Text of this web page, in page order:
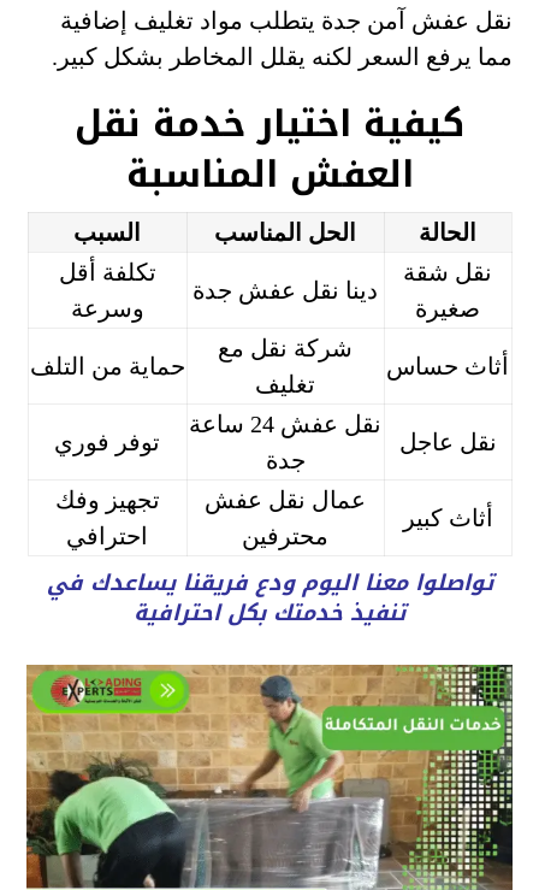
نقل عفش آمن جدة يتطلب مواد تغليف إضافية
مما يرفع السعر لكنه يقلل المخاطر بشكل كبير.
كيفية اختيار خدمة نقل
العفش المناسبة
الحالة الحل المناسب
السبب
نقل شقة
صغيرة
دينا نقل عفش جدة
تكلفة أقل
وسرعة
أثاث حساس
شركة نقل مع
تغليف
حماية من التلف
نقل عاجل
نقل عفش 24 ساعة
جدة
توفر فوري
أثاث كبير
عمال نقل عفش
محترفين
تجهيز وفك
احترافي
تواصلوا معنا اليوم ودع فريقنا يساعدك في
تنفيذ خدمتك بكل احترافية